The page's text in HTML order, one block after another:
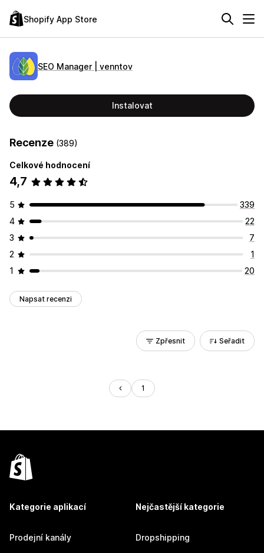
Shopify App Store
SEO Manager | venntov
Instalovat
Recenze (389)
Celkové hodnocení
4,7
5
339
4
22
3
7
2
1
1
20
Napsat recenzi
Zpřesnit Seřadit
1
Kategorie aplikací
Prodejní kanály
Nejčastější kategorie
Dropshipping